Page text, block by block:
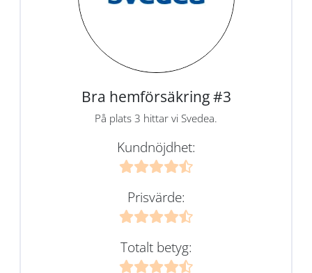
Bra hemförsäkring #3
På plats 3 hittar vi Svedea.
Kundnöjdhet:
Prisvärde:
Totalt betyg: